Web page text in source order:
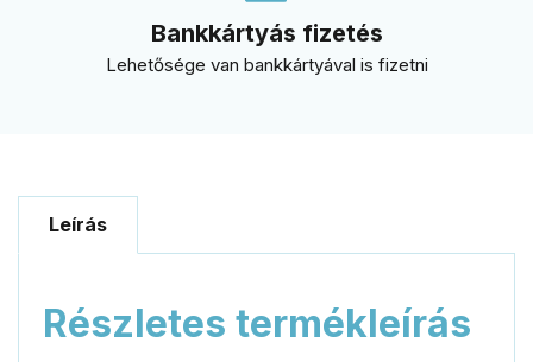
Bankkártyás fizetés
Lehetősége van bankkártyával is fizetni
Leírás
Részletes termékleírás